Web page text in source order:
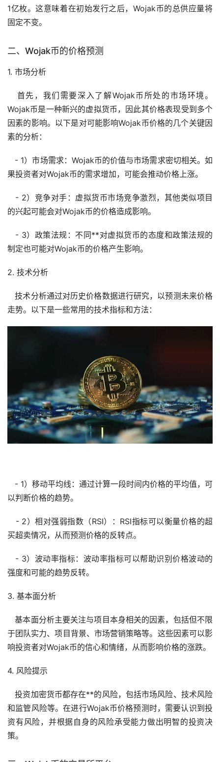
1亿枚。这意味着在初始发行之后，Wojak币的总供应量将
固定不变。
二、Wojak币的价格预测
1. 市场分析
首先，我们需要深入了解Wojak币所处的市场环境。
Wojak币是一种新兴的虚拟货币，因此其价格表现受到多个
因素的影响。以下是对可能影响Wojak币价格的几个关键因
素的分析：
- 1）市场需求：Wojak币的价值与市场需求密切相关。如
果投资者对Wojak币的需求增加，可能会推动价格上涨。
- 2）竞争对手：虚拟货币市场竞争激烈，其他类似项目
的兴起可能会对Wojak币的价格造成影响。
- 3）政策法规：不同**对虚拟货币的态度和政策法规的
制定也可能对Wojak币的价格产生影响。
2. 技术分析
技术分析通过对历史价格数据进行研究，以预测未来价格
走势。以下是一些常用的技术指标和方法：
- 1）移动平均线：通过计算一段时间内价格的平均值，可
以判断价格的趋势。
- 2）相对强弱指数（RSI）：RSI指标可以衡量价格的超
买超卖情况，从而预测价格的反转点。
- 3）波动率指标：波动率指标可以帮助识别价格波动的
强度和可能的趋势反转。
3. 基本面分析
基本面分析主要关注与项目本身相关的因素，包括但不限
于团队实力、项目背景、市场营销策略等。这些因素可以影
响投资者对Wojak币的信心和情绪，从而影响价格的涨跌。
4. 风险提示
投资加密货币都存在**的风险，包括市场风险、技术风险
和监管风险等。在进行Wojak币价格预测时，需要认识到投
资有风险，并根据自身的风险承受能力做出明智的投资决
策。